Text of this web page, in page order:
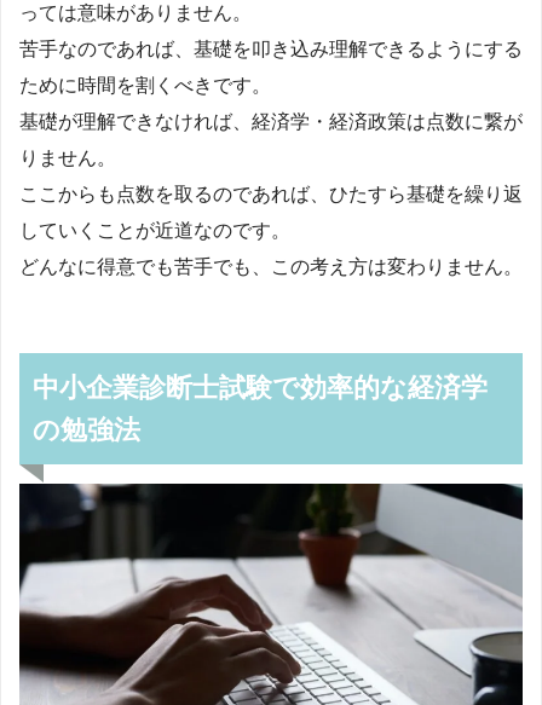
っては意味がありません。
苦手なのであれば、基礎を叩き込み理解できるようにする
ために時間を割くべきです。
基礎が理解できなければ、経済学・経済政策は点数に繋が
りません。
ここからも点数を取るのであれば、ひたすら基礎を繰り返
していくことが近道なのです。
どんなに得意でも苦手でも、この考え方は変わりません。
中小企業診断士試験で効率的な経済学
の勉強法